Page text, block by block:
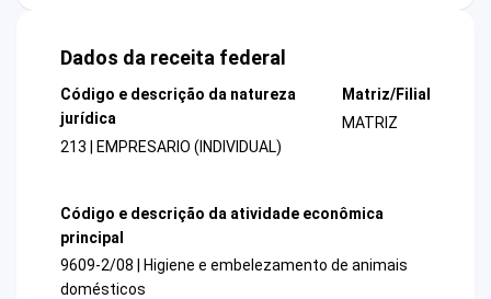
Dados da receita federal
Código e descrição da natureza
jurídica
213 | EMPRESARIO (INDIVIDUAL)
Matriz/Filial
MATRIZ
Código e descrição da atividade econômica
principal
9609-2/08 | Higiene e embelezamento de animais
domésticos